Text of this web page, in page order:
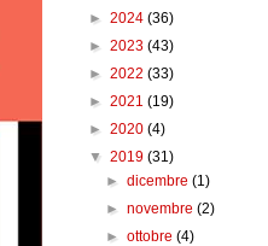
► 2024 (36)
► 2023 (43)
► 2022 (33)
► 2021 (19)
► 2020 (4)
▼ 2019 (31)
►dicembre(1)
►novembre(2)
►ottobre(4)